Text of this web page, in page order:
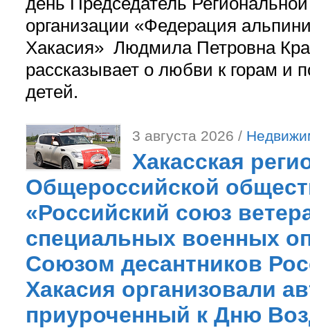
организации «Федерация
Хакасия» Людмила Петровна
рассказывает о любви к горам и
детей.
3 августа 2026 /
Хакасская
Общероссийской
«Российский союз
специальных военных
Союзом десантников
Хакасия организовали
приуроченный к Дню